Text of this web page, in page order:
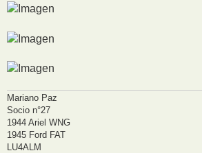
Mariano Paz
Socio n°27
1944 Ariel WNG
1945 Ford FAT
LU4ALM